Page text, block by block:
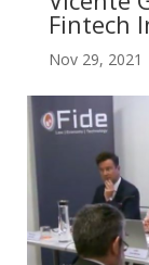
Fintech
Nov 29, 2021